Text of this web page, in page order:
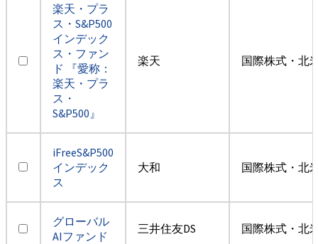
楽天・プラ
ス・S&P500
インデック
ス・ファン
ド 『愛称：
楽天・プラ
ス・
S&P500』
楽天 国際株式・北
iFreeS&P500
インデック
ス
大和 国際株式・北
グローバル
AIファンド
三井住友DS 国際株式・北